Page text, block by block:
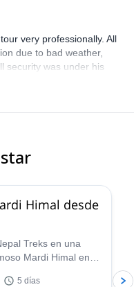
very professionally. All
due to bad weather,
security was under his
spirit made the sucess
Himal desde
Treks en una
Mardi Himal en la
5 días